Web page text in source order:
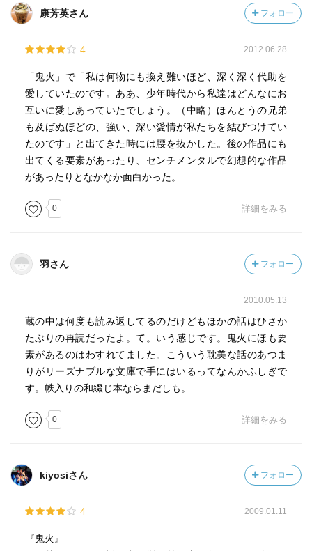
康芳英さん フォロー
4 2012.06.28
「鬼火」で「私は何物にも換え難いほど、深く深く代助を
愛していたのです。ああ、少年時代から私達はどんなにお
互いに愛しあっていたでしょう。（中略）ほんとうの兄弟
も及ばぬほどの、強い、深い愛情が私たちを結びつけてい
たのです」と出てきた時には腰を抜かした。後の作品にも
出てくる要素があったり、センチメンタルで幻想的な作品
があったりとなかなか面白かった。
0 詳細をみる
羽さん フォロー
2010.05.13
蔵の中は何度も読み返してるのだけどもほかの話はひさか
たぶりの再読だったよ。て。いう感じです。鬼火にほも要
素があるのはわすれてました。こういう耽美な話のあつま
りがリーズナブルな文庫で手にはいるってなんかふしぎで
す。帙入りの和綴じ本ならまだしも。
0 詳細をみる
kiyosiさん フォロー
4 2009.01.11
『鬼火』